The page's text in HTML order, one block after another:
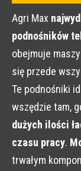
Agri Max
podnośników
obejmuje
się przede
Te podnośniki
wszędzie tam,
dużych ilości
czasu pracy.
trwałym